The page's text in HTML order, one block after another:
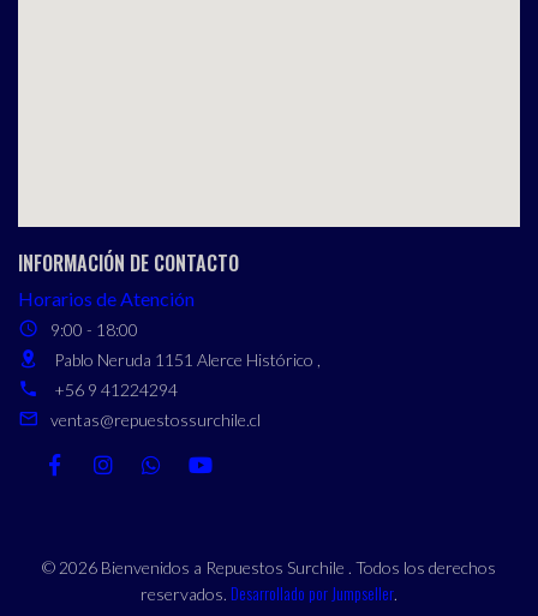
INFORMACIÓN DE CONTACTO
Horarios de Atención
9:00 - 18:00
Pablo Neruda 1151 Alerce Histórico ,
+56 9 41224294
ventas@repuestossurchile.cl
© 2026 Bienvenidos a Repuestos Surchile . Todos los derechos
reservados. Desarrollado por Jumpseller.